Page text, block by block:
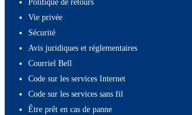
Politique de retours
Vie privée
Sécurité
Avis juridiques et réglementaires
Courriel Bell
Code sur les services Internet
Code sur les services sans fil
Être prêt en cas de panne